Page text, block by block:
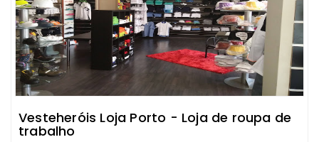
Vesteheróis Loja Porto - Loja de roupa de
trabalho